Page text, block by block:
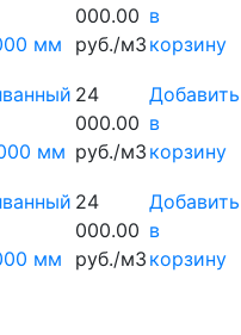
мм
000.00
руб./м3
в
корзину
мм
24
000.00
руб./м3
Добавить
в
корзину
мм
24
000.00
руб./м3
Добавить
в
корзину